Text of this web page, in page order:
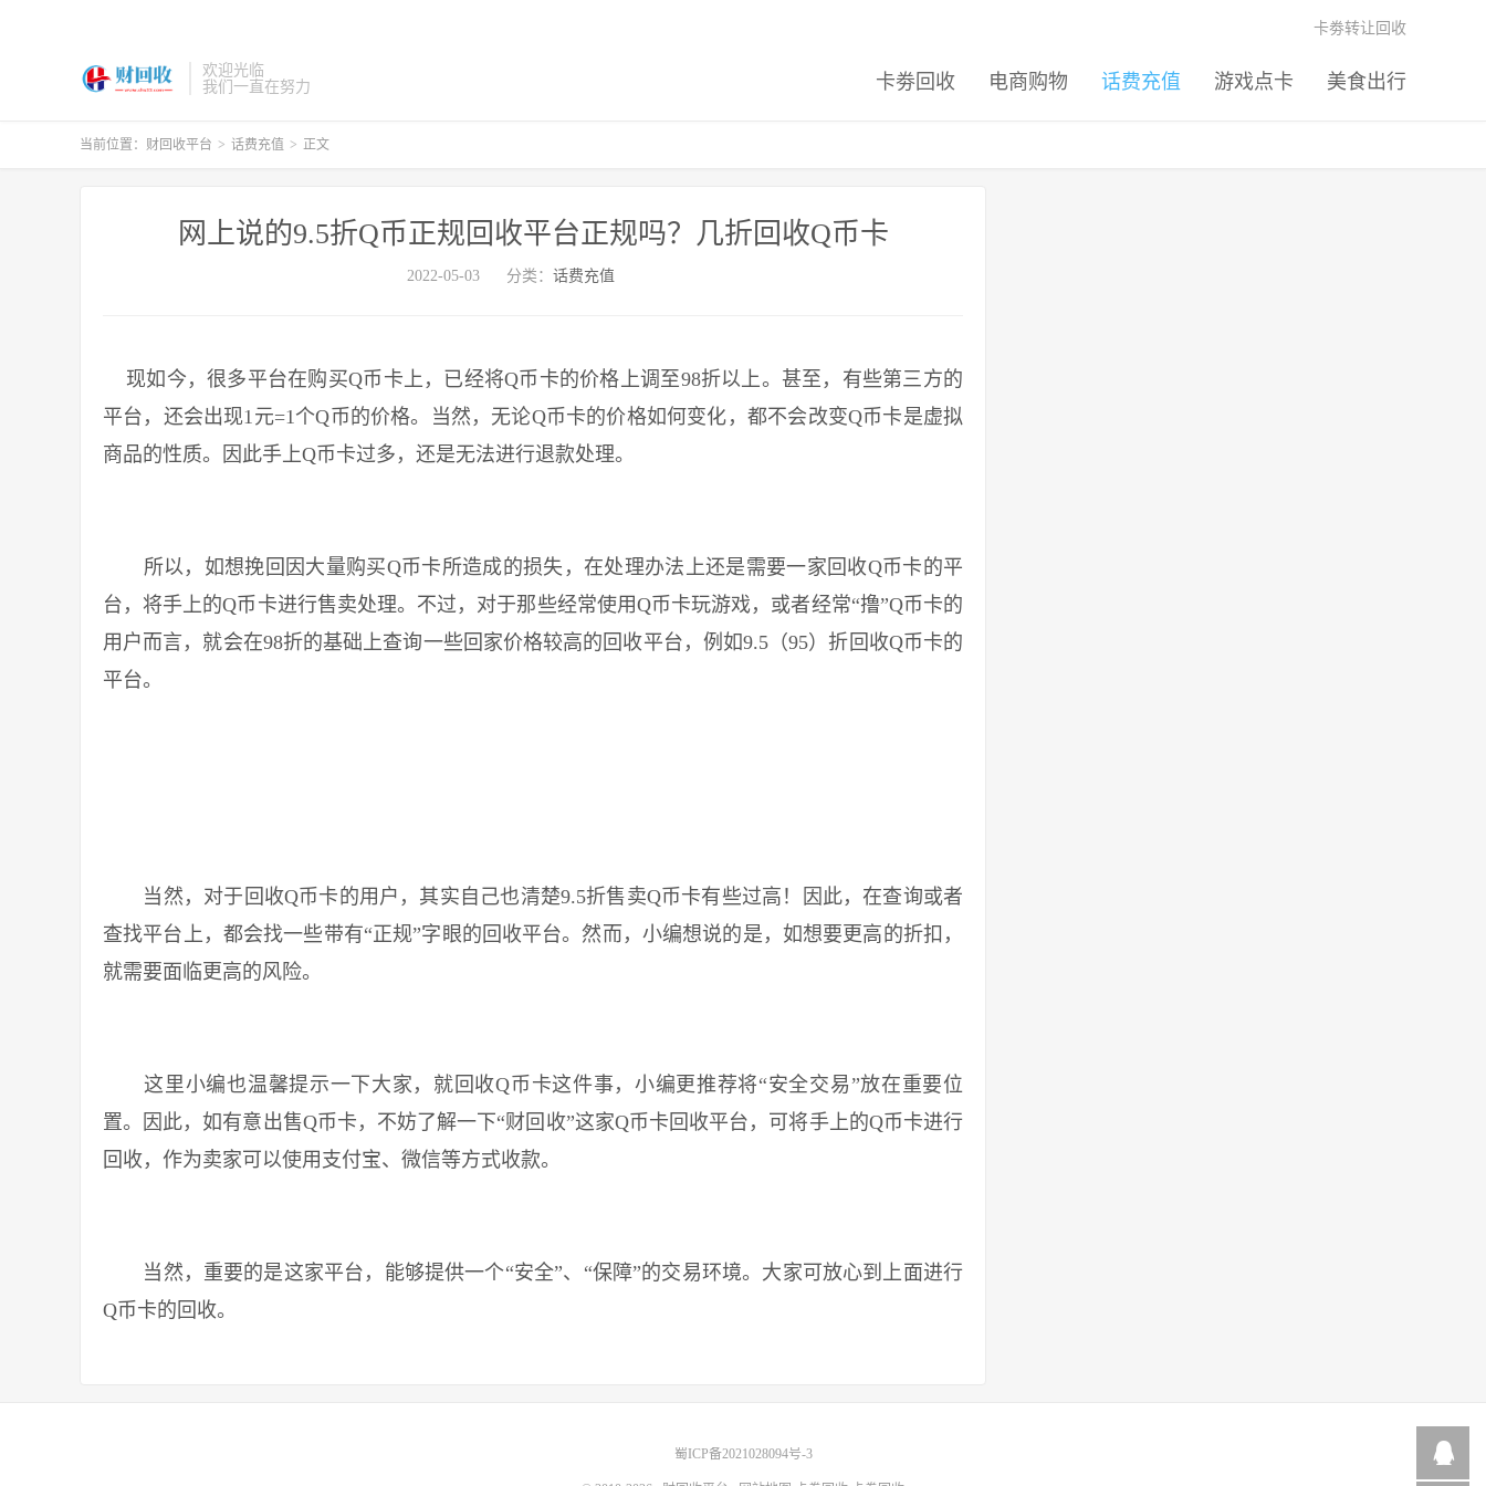
欢迎光临
我们一直在努力
卡劵回收 电商购物 话费充值 游戏点卡 美食出行
卡劵转让回收
当前位置： 财回收平台 > 话费充值 > 正文
网上说的9.5折Q币正规回收平台正规吗？几折回收Q币卡
2022-05-03 分类： 话费充值
现如今，很多平台在购买Q币卡上，已经将Q币卡的价格上调至98折以上。甚至，有些第三方的
平台，还会出现1元=1个Q币的价格。当然，无论Q币卡的价格如何变化，都不会改变Q币卡是虚拟
商品的性质。因此手上Q币卡过多，还是无法进行退款处理。
所以，如想挽回因大量购买Q币卡所造成的损失，在处理办法上还是需要一家回收Q币卡的平
台，将手上的Q币卡进行售卖处理。不过，对于那些经常使用Q币卡玩游戏，或者经常“撸”Q币卡的
用户而言，就会在98折的基础上查询一些回家价格较高的回收平台，例如9.5（95）折回收Q币卡的
平台。
当然，对于回收Q币卡的用户，其实自己也清楚9.5折售卖Q币卡有些过高！因此，在查询或者
查找平台上，都会找一些带有“正规”字眼的回收平台。然而，小编想说的是，如想要更高的折扣，
就需要面临更高的风险。
这里小编也温馨提示一下大家，就回收Q币卡这件事，小编更推荐将“安全交易”放在重要位
置。因此，如有意出售Q币卡，不妨了解一下“财回收”这家Q币卡回收平台，可将手上的Q币卡进行
回收，作为卖家可以使用支付宝、微信等方式收款。
当然，重要的是这家平台，能够提供一个“安全”、“保障”的交易环境。大家可放心到上面进行
Q币卡的回收。
蜀ICP备2021028094号-3